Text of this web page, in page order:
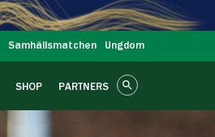
Samhällsmatchen Ungdom
SHOP PARTNERS